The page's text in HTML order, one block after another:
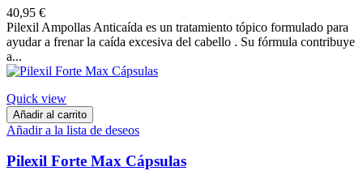
40,95 €
Pilexil Ampollas Anticaída es un tratamiento tópico formulado para
ayudar a frenar la caída excesiva del cabello . Su fórmula contribuye
a...
Quick view
Añadir al carrito
Añadir a la lista de deseos
Pilexil Forte Max Cápsulas